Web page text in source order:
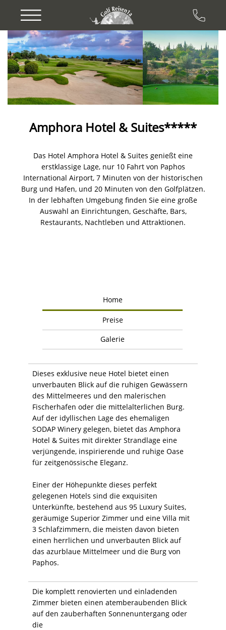
Previous Next
Amphora Hotel & Suites*****
Das Hotel Amphora Hotel & Suites genießt eine
erstklassige Lage, nur 10 Fahrt von Paphos
International Airport, 7 Minuten von der historischen
Burg und Hafen, und 20 Minuten von den Golfplätzen.
In der lebhaften Umgebung finden Sie eine große
Auswahl an Einrichtungen, Geschäfte, Bars,
Restaurants, Nachtleben und Attraktionen.
Home
Preise
Galerie
Dieses exklusive neue Hotel bietet einen
unverbauten Blick auf die ruhigen Gewässern
des Mittelmeeres und den malerischen
Fischerhafen oder die mittelalterlichen Burg.
Auf der idyllischen Lage des ehemaligen
SODAP Winery gelegen, bietet das Amphora
Hotel & Suites mit direkter Strandlage eine
verjüngende, inspirierende und ruhige Oase
für zeitgenössische Eleganz.
Einer der Höhepunkte dieses perfekt
gelegenen Hotels sind die exquisiten
Unterkünfte, bestehend aus 95 Luxury Suites,
geräumige Superior Zimmer und eine Villa mit
3 Schlafzimmern, die meisten davon bieten
einen herrlichen und unverbauten Blick auf
das azurblaue Mittelmeer und die Burg von
Paphos.
Die komplett renovierten und einladenden
Zimmer bieten einen atemberaubenden Blick
auf den zauberhaften Sonnenuntergang oder
die